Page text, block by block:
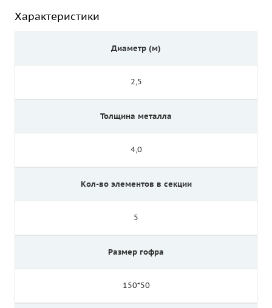
Характеристики
Диаметр (м)
2,5
Толщина металла
4,0
Кол-во элементов в секции
5
Размер гофра
150*50